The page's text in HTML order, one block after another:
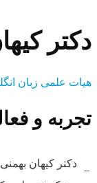
دکتر
هیات علمی زبان
تجربه و
–
دکتر کیهان بهمنی